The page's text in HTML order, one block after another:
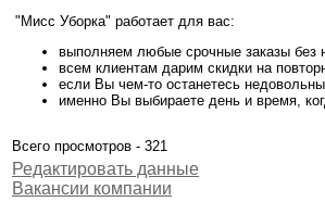
"Мисс Уборка" работает для вас:
выполняем любые срочные заказы без
всем клиентам дарим скидки на
если Вы чем-то останетесь
именно Вы выбираете день и время,
Всего просмотров - 321
Редактировать данные
Вакансии компании